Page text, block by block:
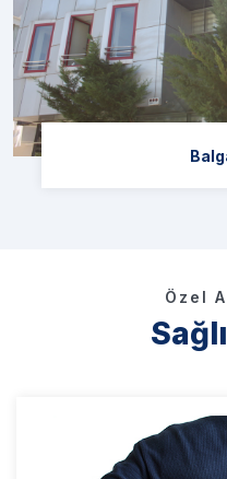
Özel